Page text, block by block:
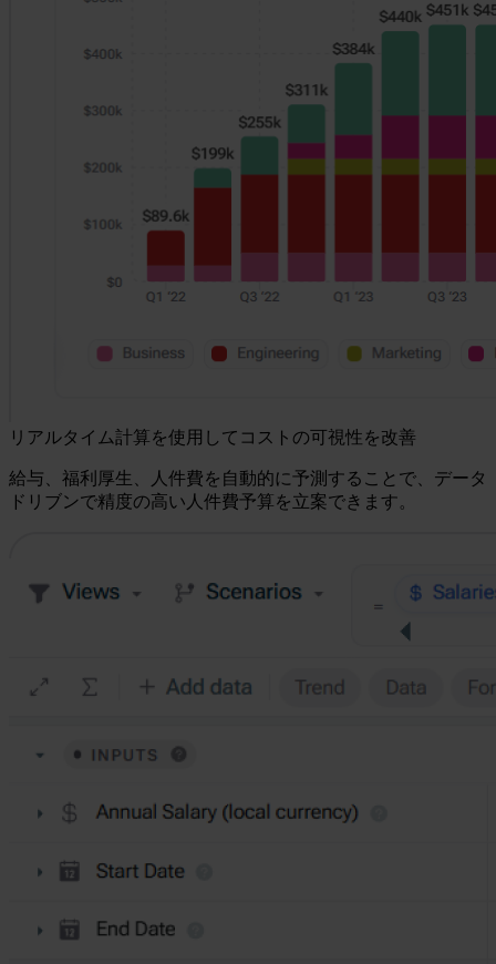
リアルタイム計算を使用してコストの可視性を改善
給与、福利厚生、人件費を自動的に予測することで、データ
ドリブンで精度の高い人件費予算を立案できます。